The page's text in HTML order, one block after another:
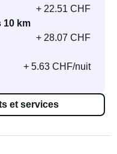
+ 22.51 CHF
10 km
+ 28.07 CHF
+ 5.63 CHF/nuit
et services